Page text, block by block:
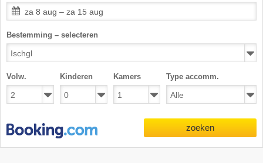
za 8 aug – za 15 aug
Bestemming – selecteren
Volw. Kinderen Kamers Type accomm.
zoeken